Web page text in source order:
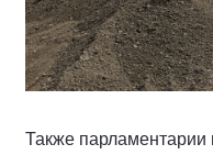
Также парламентарии